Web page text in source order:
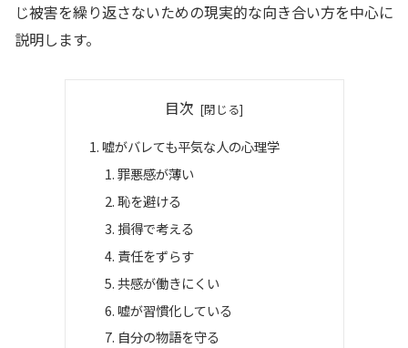
じ被害を繰り返さないための現実的な向き合い方を中心に
説明します。
目次
嘘がバレても平気な人の心理学
罪悪感が薄い
恥を避ける
損得で考える
責任をずらす
共感が働きにくい
嘘が習慣化している
自分の物語を守る